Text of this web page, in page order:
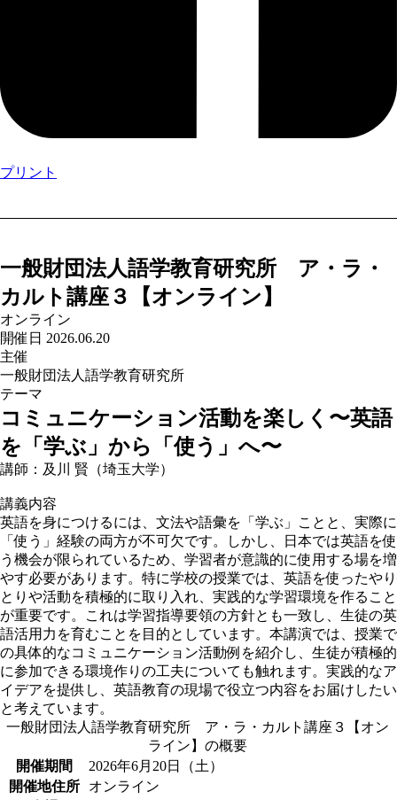
プリント
一般財団法人語学教育研究所 ア・ラ・
カルト講座３【オンライン】
オンライン
開催日 2026.06.20
主催
一般財団法人語学教育研究所
テーマ
コミュニケーション活動を楽しく〜英語
を「学ぶ」から「使う」へ〜
講師：及川 賢（埼玉大学）
講義内容
英語を身につけるには、文法や語彙を「学ぶ」ことと、実際に
「使う」経験の両方が不可欠です。しかし、日本では英語を使
う機会が限られているため、学習者が意識的に使用する場を増
やす必要があります。特に学校の授業では、英語を使ったやり
とりや活動を積極的に取り入れ、実践的な学習環境を作ること
が重要です。これは学習指導要領の方針とも一致し、生徒の英
語活用力を育むことを目的としています。本講演では、授業で
の具体的なコミュニケーション活動例を紹介し、生徒が積極的
に参加できる環境作りの工夫についても触れます。実践的なア
イデアを提供し、英語教育の現場で役立つ内容をお届けしたい
と考えています。
一般財団法人語学教育研究所 ア・ラ・カルト講座３【オン
ライン】の概要
開催期間
2026年6月20日（土）
開催地住所
オンライン